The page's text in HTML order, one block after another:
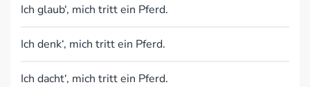
Ich glaub‘, mich tritt ein Pferd.
Ich denk‘, mich tritt ein Pferd.
Ich dacht‘, mich tritt ein Pferd.